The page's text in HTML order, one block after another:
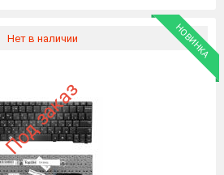
Нет в наличии НОВИНКА
Под заказ